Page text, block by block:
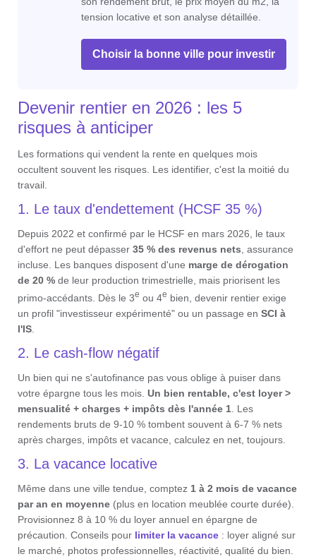
tension locative et son analyse détaillée.
Choisir la bonne ville pour investir
Devenir rentier en 2026 : les 5
risques à anticiper
Les formations qui vendent la rente en quelques mois
occultent souvent les risques. Les identifier, c'est la moitié du
travail.
1. Le taux d'endettement (HCSF 35 %)
Depuis 2022 et confirmé par le HCSF en mars 2026, le taux
d'effort ne peut dépasser 35 % des revenus nets, assurance
incluse. Les banques disposent d'une marge de dérogation
de 20 % de leur production trimestrielle, mais priorisent les
primo-accédants. Dès le 3e ou 4e bien, devenir rentier exige
un profil "investisseur expérimenté" ou un passage en SCI à
l'IS
2. Le cash-flow négatif
Un bien qui ne s'autofinance pas vous oblige à puiser dans
votre épargne tous les mois. Un bien rentable, c'est loyer >
mensualité + charges + impôts dès l'année 1 . Les
rendements bruts de 9-10 % tombent souvent à 6-7 % nets
après charges, impôts et vacance, calculez en net, toujours.
3. La vacance locative
Même dans une ville tendue, comptez 1 à 2 mois de vacance
par an en moyenne (plus en location meublée courte durée).
Provisionnez 8 à 10 % du loyer annuel en épargne de
précaution. Conseils pour limiter la vacance : loyer aligné sur
le marché, photos professionnelles, réactivité, qualité du bien.